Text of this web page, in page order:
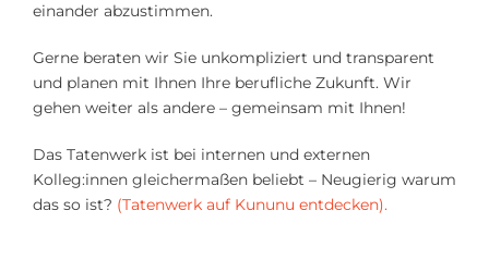
einander abzustimmen.
Gerne beraten wir Sie unkompliziert und transparent
und planen mit Ihnen Ihre berufliche Zukunft. Wir
gehen weiter als andere – gemeinsam mit Ihnen!
Das Tatenwerk ist bei internen und externen
Kolleg:innen gleichermaßen beliebt – Neugierig warum
das so ist? (Tatenwerk auf Kununu entdecken).